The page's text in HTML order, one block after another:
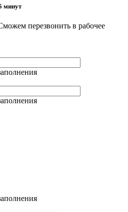
минут
перезвонить в рабочее